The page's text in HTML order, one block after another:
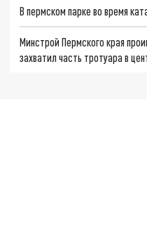
В пермском парке во время
Минстрой Пермского края
захватил часть тротуара в